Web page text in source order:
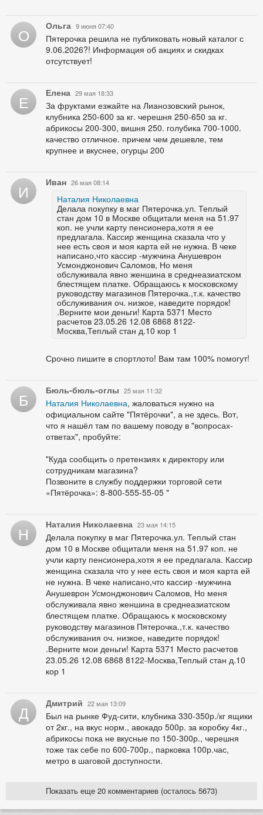
О Ольга 9 июня 07:40
Пятерочка решила не публиковать новый каталог с
9.06.2026?! Информация об акциях и скидках
отсутствует!
Е Елена 29 мая 18:33
За фруктами езжайте на Лианозовский рынок,
клубника 250-600 за кг. черешня 250-650 за кг.
абрикосы 200-300, вишня 250. голубика 700-1000.
качество отличное. причем чем дешевле, тем
крупнее и вкуснее, огурцы 200
И Иван 26 мая 08:14
Наталия Николаевна
Делала покупку в маг Пятерочка.ул. Теплый
стан дом 10 в Москве общитали меня на 51.97
коп. не учли карту пенсионера,хотя я ее
предлагала. Кассир женщина сказала что у
нее есть своя и моя карта ей не нужна. В чеке
написано,что кассир -мужчина Анушеврон
Усмонджонович Саломов, Но меня
обслуживала явно женшина в среднеазиатском
блестящем платке. Обращаюсь к московскому
руководству магазинов Пятерочка.,т.к. качество
обслуживания оч. низкое, наведите порядок!
.Верните мои деньги! Карта 5371 Место
расчетов 23.05.26 12.08 6868 8122-
Москва,Теплый стан д.10 кор 1
Срочно пишите в спортлото! Вам там 100% помогут!
Б Бюль-бюль-оглы 25 мая 11:32
Наталия Николаевна, жаловаться нужно на
официальном сайте "Пятёрочки", а не здесь. Вот,
что я нашёл там по вашему поводу в "вопросах-
ответах", пробуйте:
"Куда сообщить о претензиях к директору или
сотрудникам магазина?
Позвоните в службу поддержки торговой сети
«Пятёрочка»: 8-800-555-55-05 "
Н Наталия Николаевна 23 мая 14:15
Делала покупку в маг Пятерочка.ул. Теплый стан
дом 10 в Москве общитали меня на 51.97 коп. не
учли карту пенсионера,хотя я ее предлагала. Кассир
женщина сказала что у нее есть своя и моя карта ей
не нужна. В чеке написано,что кассир -мужчина
Анушеврон Усмонджонович Саломов, Но меня
обслуживала явно женшина в среднеазиатском
блестящем платке. Обращаюсь к московскому
руководству магазинов Пятерочка.,т.к. качество
обслуживания оч. низкое, наведите порядок!
.Верните мои деньги! Карта 5371 Место расчетов
23.05.26 12.08 6868 8122-Москва,Теплый стан д.10
кор 1
Д Дмитрий 22 мая 13:09
Был на рынке Фуд-сити, клубника 330-350р./кг ящики
от 2кг., на вкус норм., авокадо 500р. за коробку 4кг.,
абрикосы пока не вкусные по 150-300р., черешня
тоже так себе по 600-700р., парковка 100р.час,
метро в шаговой доступности.
Показать еще 20 комментариев (осталось 5673)